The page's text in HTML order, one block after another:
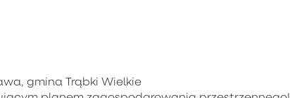
gmina Trąbki Wielkie